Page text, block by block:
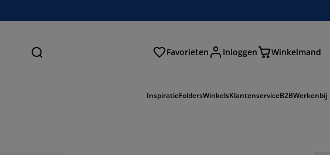
Zoeken Favorieten Inloggen Winkelmand
InspiratieFoldersWinkelsKlantenserviceB2BWerkenbij